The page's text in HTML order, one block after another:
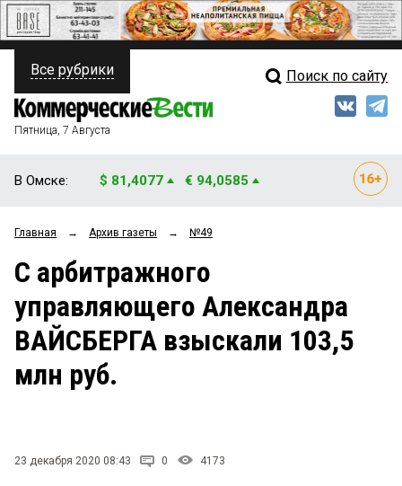
ПОЛИТИКА
ФИНАНСЫ
ОБЩЕСТВО
ЗАКОН
НОВОСТИ КОМПАНИЙ
ПРОИСШЕСТВИЯ
Свежий выпуск
Блоги
Архив
Все рубрики Поиск по сайту
Пятница, 7 Августа
В Омске: $ 81,4077 € 94,0585
Главная → Архив газеты → №49
С арбитражного
управляющего Александра
ВАЙСБЕРГА взыскали 103,5
млн руб.
23 декабря 2020 08:43 0 4173